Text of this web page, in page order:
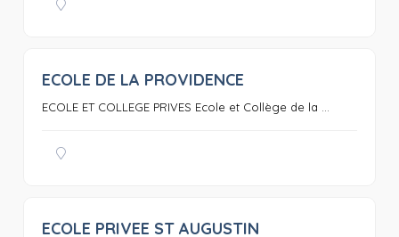
ECOLE DE LA PROVIDENCE
ECOLE ET COLLEGE PRIVES Ecole et Collège de la ...
ECOLE PRIVEE ST AUGUSTIN